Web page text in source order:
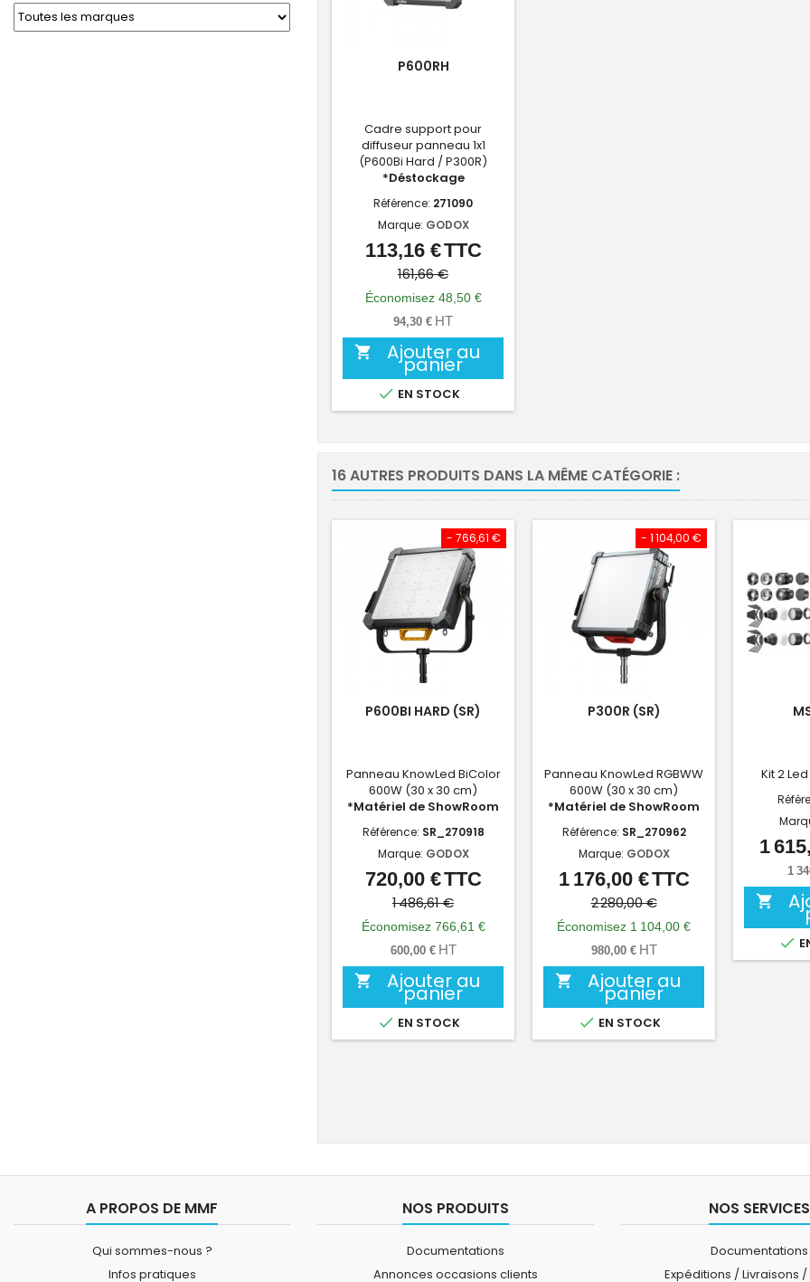
P600RH
Cadre support pour
diffuseur panneau 1x1
(P600Bi Hard / P300R)
*Déstockage
Référence: 271090
Marque: GODOX
Prix
Prix
de
base
113,16 €TTC
161,66 €
Économisez 48,50 €
94,30 € HT
 Ajouter au
panier
 EN STOCK
16 AUTRES PRODUITS DANS LA MÊME CATÉGORIE :
- 766,61 €
P600BI HARD (SR)
Panneau KnowLed BiColor
600W (30 x 30 cm)
*Matériel de ShowRoom
Référence: SR_270918
Marque: GODOX
Prix
Prix
de
base
720,00 €TTC
1 486,61 €
Économisez 766,61 €
600,00 € HT
 Ajouter au
panier
 EN STOCK
- 1 104,00 €
P300R (SR)
Panneau KnowLed RGBWW
600W (30 x 30 cm)
*Matériel de ShowRoom
Référence: SR_270962
Marque: GODOX
Prix
Prix
de
base
1 176,00 €TTC
2 280,00 €
Économisez 1 104,00 €
980,00 € HT
 Ajouter au
panier
 EN STOCK
Kit 2
1
1


A PROPOS DE MMF
Qui sommes-nous ?
Infos pratiques
NOS PRODUITS
Documentations
Annonces occasions clients
NOS SERVICES
Documentations
Expéditions / Livraisons